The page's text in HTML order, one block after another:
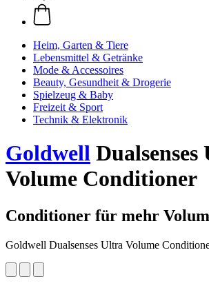
Heim, Garten & Tiere
Lebensmittel & Getränke
Mode & Accessoires
Beauty, Gesundheit & Drogerie
Spielzeug & Baby
Freizeit & Sport
Technik & Elektronik
Goldwell
Volume Conditioner
Conditioner für mehr
Goldwell Dualsenses Ultra Volume